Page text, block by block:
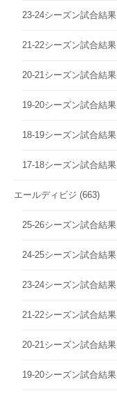
23-24シーズン試合結果
21-22シーズン試合結果
20-21シーズン試合結果
19-20シーズン試合結果
18-19シーズン試合結果
17-18シーズン試合結果
エールディビジ (663)
25-26シーズン試合結果
24-25シーズン試合結果
23-24シーズン試合結果
21-22シーズン試合結果
20-21シーズン試合結果
19-20シーズン試合結果